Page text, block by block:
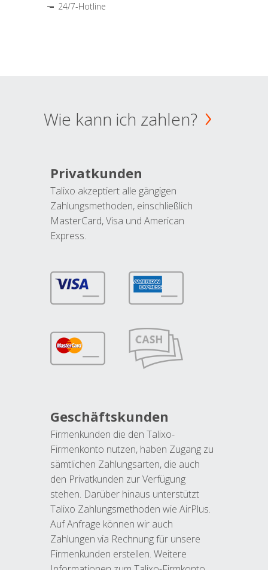
24/7-Hotline
Wie kann ich zahlen?
Privatkunden
Talixo akzeptiert alle gängigen
Zahlungsmethoden, einschließlich
MasterCard, Visa und American
Express.
Geschäftskunden
Firmenkunden die den Talixo-
Firmenkonto nutzen, haben Zugang zu
sämtlichen Zahlungsarten, die auch
den Privatkunden zur Verfügung
stehen. Darüber hinaus unterstützt
Talixo Zahlungsmethoden wie AirPlus.
Auf Anfrage können wir auch
Zahlungen via Rechnung für unsere
Firmenkunden erstellen. Weitere